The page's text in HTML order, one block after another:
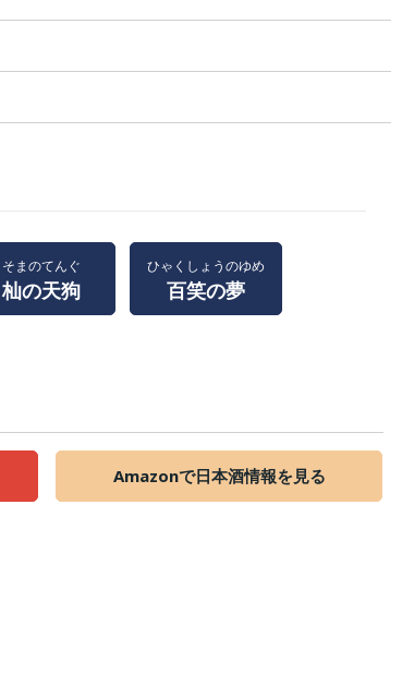
そまのてんぐ
杣の天狗
ひゃくしょうのゆめ
百笑の夢
Amazonで日本酒情報を見る